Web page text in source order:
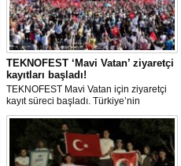
TEKNOFEST ‘Mavi Vatan’ ziyaretçi
kayıtları başladı!
TEKNOFEST Mavi Vatan için ziyaretçi
kayıt süreci başladı. Türkiye’nin
denizcilik ve savunma teknolojilerine
odaklanan etkinliği, 20-23 Ağustos
tarihleri arasında Gölcük Tersanesi
Komutanlığı’nda gerçekleştirilecek.